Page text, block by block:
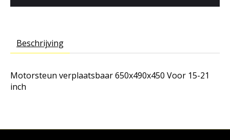
Beschrijving
Motorsteun verplaatsbaar 650x490x450 Voor 15-21
inch